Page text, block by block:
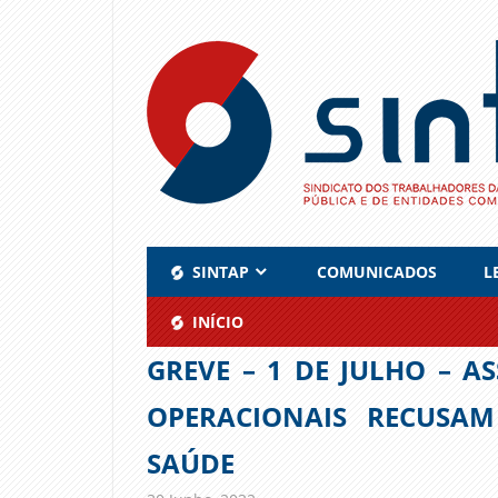
content
SINTAP COMUNICADOS
INÍCIO
GREVE – 1 DE JULHO –
OPERACIONAIS
SAÚDE